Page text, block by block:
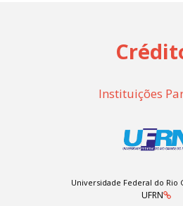
Instituições
Universidade Federal do Rio
UFRN